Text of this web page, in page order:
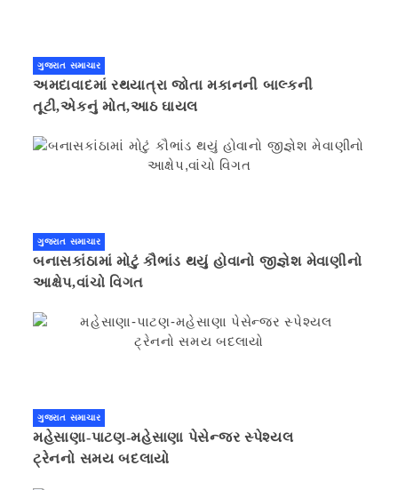
ગુજરાત સમાચાર
અમદાવાદમાં રથયાત્રા જોતા મકાનની બાલ્કની
તૂટી,એકનું મોત,આઠ ઘાયલ
ગુજરાત સમાચાર
બનાસકાંઠામાં મોટું કૌભાંડ થયું હોવાનો જીજ્ઞેશ મેવાણીનો
આક્ષેપ,વાંચો વિગત
ગુજરાત સમાચાર
મહેસાણા-પાટણ-મહેસાણા પેસેન્જર સ્પેશ્યલ
ટ્રેનનો સમય બદલાયો